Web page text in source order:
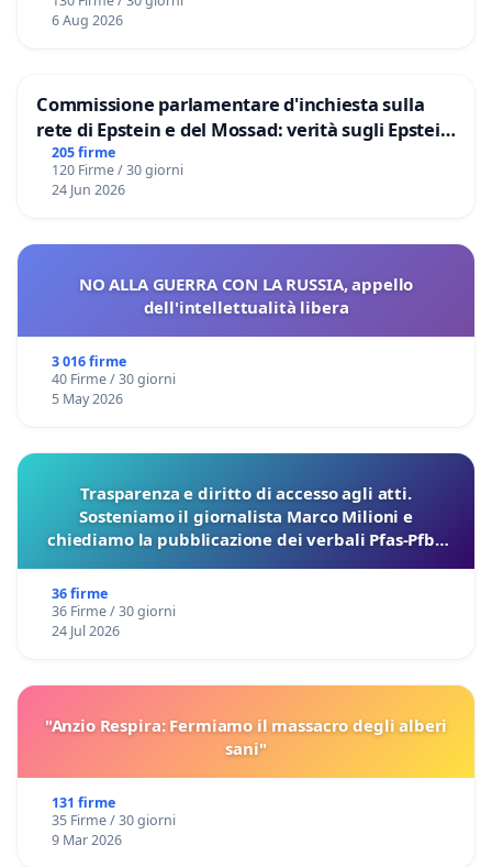
6 Aug 2026
Commissione parlamentare d'inchiesta sulla
rete di Epstein e del Mossad: verità sugli Epstein
Files
205 firme
120 Firme / 30 giorni
24 Jun 2026
NO ALLA GUERRA CON LA RUSSIA, appello
dell'intellettualità libera
3 016 firme
40 Firme / 30 giorni
5 May 2026
Trasparenza e diritto di accesso agli atti.
Sosteniamo il giornalista Marco Milioni e
chiediamo la pubblicazione dei verbali Pfas-Pfba
36 firme
36 Firme / 30 giorni
24 Jul 2026
"Anzio Respira: Fermiamo il massacro degli alberi
sani"
131 firme
35 Firme / 30 giorni
9 Mar 2026